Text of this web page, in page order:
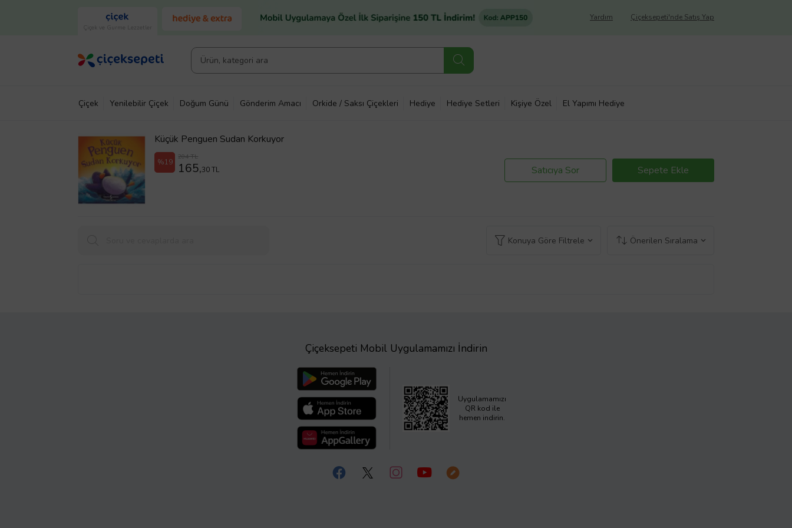
Çiçek ve Gurme Lezzetler
Çiçeksepeti'nde Satış Yap
Yardım
Çiçek Yenilebilir Çiçek Doğum Günü Gönderim Amacı Orkide / Saksı Çiçekleri Hediye Hediye Setleri Kişiye Özel El Yapımı Hediye
Küçük Penguen Sudan Korkuyor
%19
204 TL
165,30 TL Satıcıya Sor Sepete Ekle
Konuya Göre Filtrele Önerilen Sıralama
Çiçeksepeti Mobil Uygulamamızı İndirin
Uygulamamızı
QR kod ile
hemen indirin.